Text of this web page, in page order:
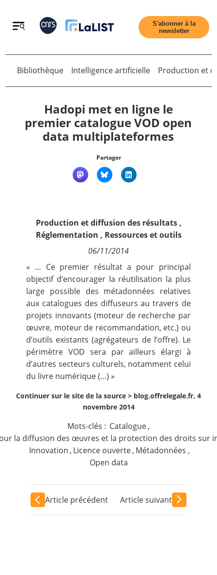
Retour
Contact
S'abonner à la
newsletter
Retour
Bibliothèque Intelligence artificielle Production et
Hadopi met en ligne le
premier catalogue VOD open
data multiplateformes
Partager
Production et diffusion des résultats,
Réglementation , Ressources et outils
06/11/2014
« … Ce premier résultat a pour principal
objectif d’encourager la réutilisation la plus
large possible des métadonnées relatives
aux catalogues des diffuseurs au travers de
projets innovants (moteur de recherche par
œuvre, moteur de recommandation, etc.) ou
d’outils existants (agrégateurs de l’offre). Le
périmètre VOD sera par ailleurs élargi à
d’autres secteurs culturels, notamment celui
du livre numérique (…) »
Continuer sur le site de la source > blog.offrelegale.fr, 4
novembre 2014
Mots-clés : Catalogue,
la diffusion des œuvres et la protection des droits sur
Innovation , Licence ouverte, Métadonnées ,
Open data
Article précédent Article suivant